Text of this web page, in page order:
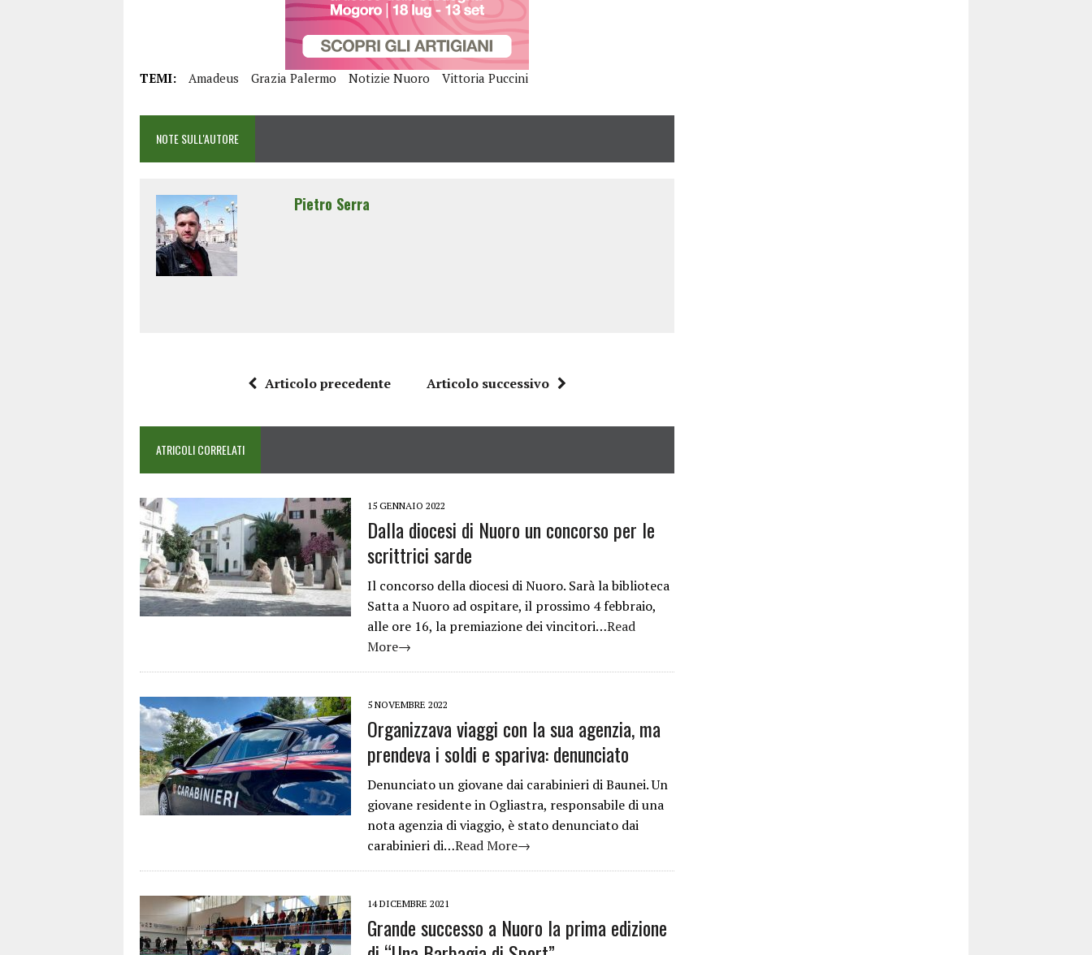
TEMI: Amadeus Grazia Palermo Notizie Nuoro Vittoria Puccini
NOTE SULL'AUTORE
Pietro Serra
Articolo precedente Articolo successivo
ATRICOLI CORRELATI
15 GENNAIO 2022
Dalla diocesi di Nuoro un concorso per le
scrittrici sarde
Il concorso della diocesi di Nuoro. Sarà la biblioteca
Satta a Nuoro ad ospitare, il prossimo 4 febbraio,
alle ore 16, la premiazione dei vincitori…Read
More→
5 NOVEMBRE 2022
Organizzava viaggi con la sua agenzia, ma
prendeva i soldi e spariva: denunciato
Denunciato un giovane dai carabinieri di Baunei. Un
giovane residente in Ogliastra, responsabile di una
nota agenzia di viaggio, è stato denunciato dai
carabinieri di…Read More→
14 DICEMBRE 2021
Grande successo a Nuoro la prima edizione